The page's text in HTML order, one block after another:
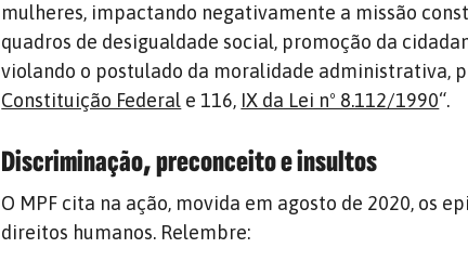
mulheres, impactando negativamente a missão
quadros de desigualdade social, promoção da
violando o postulado da moralidade administrativa,
Constituição Federal e 116, IX da Lei nº 8.112/1990“.
Discriminação, preconceito e insultos
O MPF cita na ação, movida em agosto de 2020, os
direitos humanos. Relembre: